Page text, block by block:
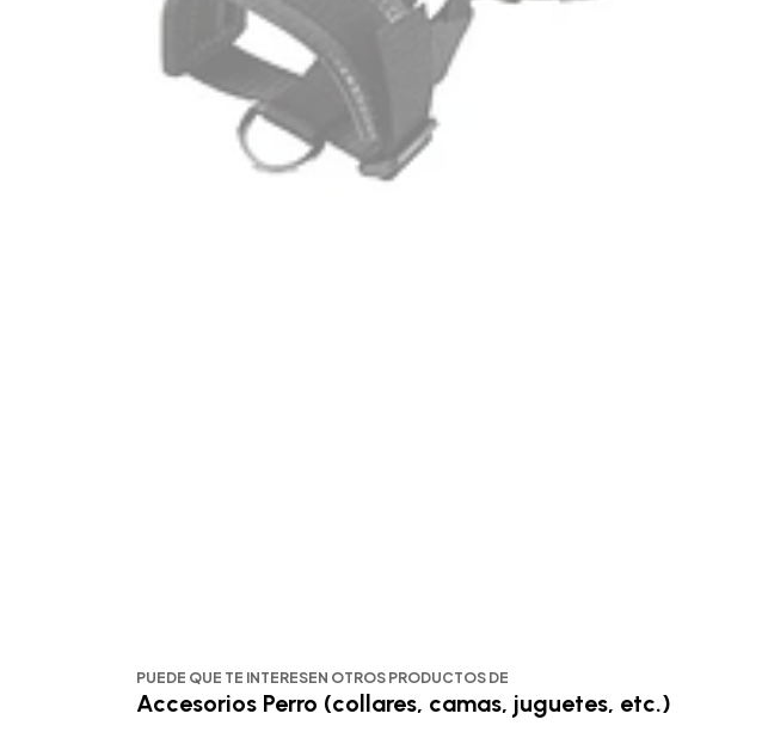
PUEDE QUE TE INTERESEN OTROS PRODUCTOS DE
Accesorios Perro (collares, camas, juguetes, etc.)